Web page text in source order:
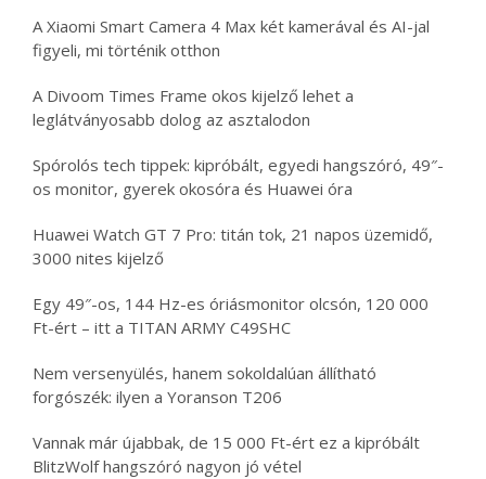
A Xiaomi Smart Camera 4 Max két kamerával és AI-jal
figyeli, mi történik otthon
A Divoom Times Frame okos kijelző lehet a
leglátványosabb dolog az asztalodon
Spórolós tech tippek: kipróbált, egyedi hangszóró, 49″-
os monitor, gyerek okosóra és Huawei óra
Huawei Watch GT 7 Pro: titán tok, 21 napos üzemidő,
3000 nites kijelző
Egy 49″-os, 144 Hz-es óriásmonitor olcsón, 120 000
Ft-ért – itt a TITAN ARMY C49SHC
Nem versenyülés, hanem sokoldalúan állítható
forgószék: ilyen a Yoranson T206
Vannak már újabbak, de 15 000 Ft-ért ez a kipróbált
BlitzWolf hangszóró nagyon jó vétel